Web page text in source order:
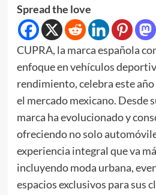
Spread the love
CUPRA, la marca española
enfoque en vehículos
rendimiento, celebra este año
el mercado mexicano. Desde
marca ha evolucionado y
ofreciendo no solo
experiencia integral que va
incluyendo moda urbana,
espacios exclusivos para sus